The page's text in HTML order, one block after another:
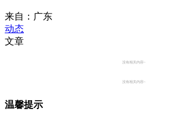
来自：广东
动态
文章
没有相关内容~
没有相关内容~
温馨提示